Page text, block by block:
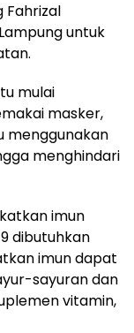
Fahrizal
untuk
mulai
masker,
menggunakan
menghindari
imun
dibutuhkan
imun dapat
sayuran dan
vitamin,